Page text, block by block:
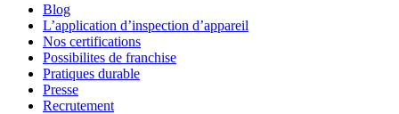
Blog
L’application d’inspection d’appareil
Nos certifications
Possibilites de franchise
Pratiques durable
Presse
Recrutement